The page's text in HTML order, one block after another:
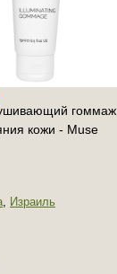
гоммаж
кожи - Muse
, Израиль